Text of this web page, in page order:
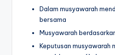
Dalam musyawarah
bersama
Musyawarah
Keputusan musyawarah